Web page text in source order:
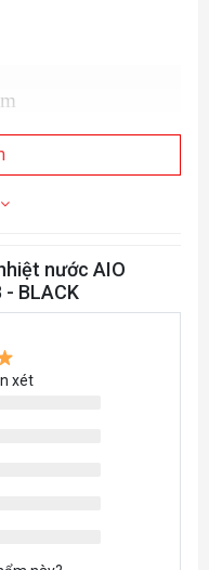
1200, Intel 1150,
±10%nước AIO
- BLACK
xét